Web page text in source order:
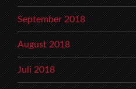
September 2018
August 2018
Juli 2018